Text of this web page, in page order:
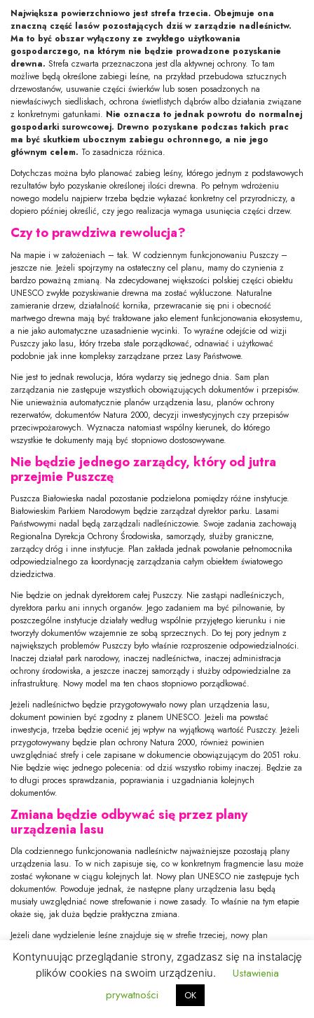
Największa powierzchniowo jest strefa trzecia. Obejmuje ona
znaczną część lasów pozostających dziś w zarządzie nadleśnictw.
Ma to być obszar wyłączony ze zwykłego użytkowania
gospodarczego, na którym nie będzie prowadzone pozyskanie
drewna. Strefa czwarta przeznaczona jest dla aktywnej ochrony. To tam
możliwe będą określone zabiegi leśne, na przykład przebudowa sztucznych
drzewostanów, usuwanie części świerków lub sosen posadzonych na
niewłaściwych siedliskach, ochrona świetlistych dąbrów albo działania związane
z konkretnymi gatunkami. Nie oznacza to jednak powrotu do normalnej
gospodarki surowcowej. Drewno pozyskane podczas takich prac
ma być skutkiem ubocznym zabiegu ochronnego, a nie jego
głównym celem. To zasadnicza różnica.
Dotychczas można było planować zabieg leśny, którego jednym z podstawowych
rezultatów było pozyskanie określonej ilości drewna. Po pełnym wdrożeniu
nowego modelu najpierw trzeba będzie wykazać konkretny cel przyrodniczy, a
dopiero później określić, czy jego realizacja wymaga usunięcia części drzew.
Czy to prawdziwa rewolucja?
Na mapie i w założeniach – tak. W codziennym funkcjonowaniu Puszczy –
jeszcze nie. Jeżeli spojrzymy na ostateczny cel planu, mamy do czynienia z
bardzo poważną zmianą. Na zdecydowanej większości polskiej części obiektu
UNESCO zwykłe pozyskiwanie drewna ma zostać wykluczone. Naturalne
zamieranie drzew, działalność kornika, przewracanie się pni i obecność
martwego drewna mają być traktowane jako element funkcjonowania ekosystemu,
a nie jako automatyczne uzasadnienie wycinki. To wyraźne odejście od wizji
Puszczy jako lasu, który trzeba stale porządkować, odnawiać i użytkować
podobnie jak inne kompleksy zarządzane przez Lasy Państwowe.
Nie jest to jednak rewolucja, która wydarzy się jednego dnia. Sam plan
zarządzania nie zastępuje wszystkich obowiązujących dokumentów i przepisów.
Nie unieważnia automatycznie planów urządzenia lasu, planów ochrony
rezerwatów, dokumentów Natura 2000, decyzji inwestycyjnych czy przepisów
przeciwpożarowych. Wyznacza natomiast wspólny kierunek, do którego
wszystkie te dokumenty mają być stopniowo dostosowywane.
Nie będzie jednego zarządcy, który od jutra
przejmie Puszczę
Puszcza Białowieska nadal pozostanie podzielona pomiędzy różne instytucje.
Białowieskim Parkiem Narodowym będzie zarządzał dyrektor parku. Lasami
Państwowymi nadal będą zarządzali nadleśniczowie. Swoje zadania zachowają
Regionalna Dyrekcja Ochrony Środowiska, samorządy, służby graniczne,
zarządcy dróg i inne instytucje. Plan zakłada jednak powołanie pełnomocnika
odpowiedzialnego za koordynację zarządzania całym obiektem światowego
dziedzictwa.
Nie będzie on jednak dyrektorem całej Puszczy. Nie zastąpi nadleśniczych,
dyrektora parku ani innych organów. Jego zadaniem ma być pilnowanie, by
poszczególne instytucje działały według wspólnie przyjętego kierunku i nie
tworzyły dokumentów wzajemnie ze sobą sprzecznych. Do tej pory jednym z
największych problemów Puszczy było właśnie rozproszenie odpowiedzialności.
Inaczej działał park narodowy, inaczej nadleśnictwa, inaczej administracja
ochrony środowiska, a jeszcze inaczej samorządy i służby odpowiedzialne za
infrastrukturę. Nowy model ma ten chaos stopniowo porządkować.
Jeżeli nadleśnictwo będzie przygotowywało nowy plan urządzenia lasu,
dokument powinien być zgodny z planem UNESCO. Jeżeli ma powstać
inwestycja, trzeba będzie ocenić jej wpływ na wyjątkową wartość Puszczy. Jeżeli
przygotowywany będzie plan ochrony Natura 2000, również powinien
uwzględniać strefy i cele zapisane w dokumencie obowiązującym do 2051 roku.
Nie będzie więc jednego polecenia: od dziś wszystko robimy inaczej. Będzie za
to długi proces sprawdzania, poprawiania i uzgadniania kolejnych
dokumentów.
Zmiana będzie odbywać się przez plany
urządzenia lasu
Dla codziennego funkcjonowania nadleśnictw najważniejsze pozostają plany
urządzenia lasu. To w nich zapisuje się, co w konkretnym fragmencie lasu może
zostać wykonane w ciągu kolejnych lat. Nowy plan UNESCO nie zastępuje tych
dokumentów. Powoduje jednak, że następne plany urządzenia lasu będą
musiały uwzględniać nowe strefowanie i nowe zasady. To właśnie na tym etapie
okaże się, jak duża będzie praktyczna zmiana.
Jeżeli dane wydzielenie leśne znajduje się w strefie trzeciej, nowy plan
Jeżeli znajduje się w strefie aktywnej ochrony, każdy zabieg będzie musiał mieć
dokładnie określony cel przyrodniczy. Podobnie dostosowywane będą plany
ochrony rezerwatów, działania dotyczące obszaru Natura 2000, ochrona
przeciwpożarowa, infrastruktura turystyczna i gospodarka wodna.
Kontynuując przeglądanie strony, zgadzasz się na instalację
plików cookies na swoim urządzeniu.
Ustawienia
prywatności
OK